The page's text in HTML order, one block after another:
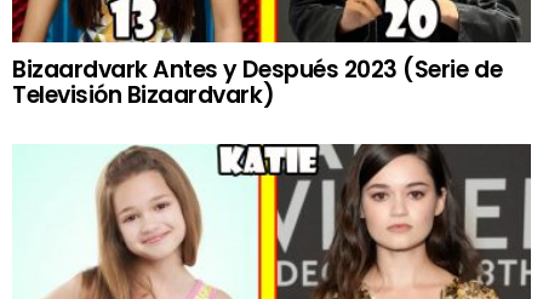
Bizaardvark Antes y Después 2023 (Serie de
Televisión Bizaardvark)